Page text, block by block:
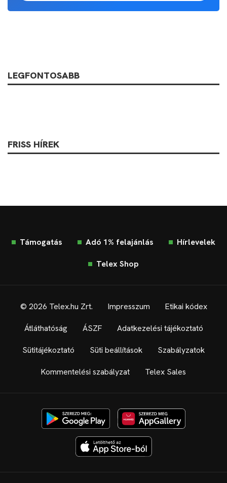
LEGFONTOSABB
FRISS HÍREK
Támogatás Adó 1% felajánlás Hírlevelek
Telex Shop
© 2026 Telex.hu Zrt. Impresszum Etikai kódex
Átláthatóság ÁSZF Adatkezelési tájékoztató
Sütitájékoztató Süti beállítások Szabályzatok
Kommentelési szabályzat Telex Sales